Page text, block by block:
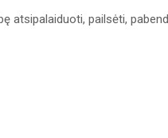
atsipalaiduoti, pailsėti,